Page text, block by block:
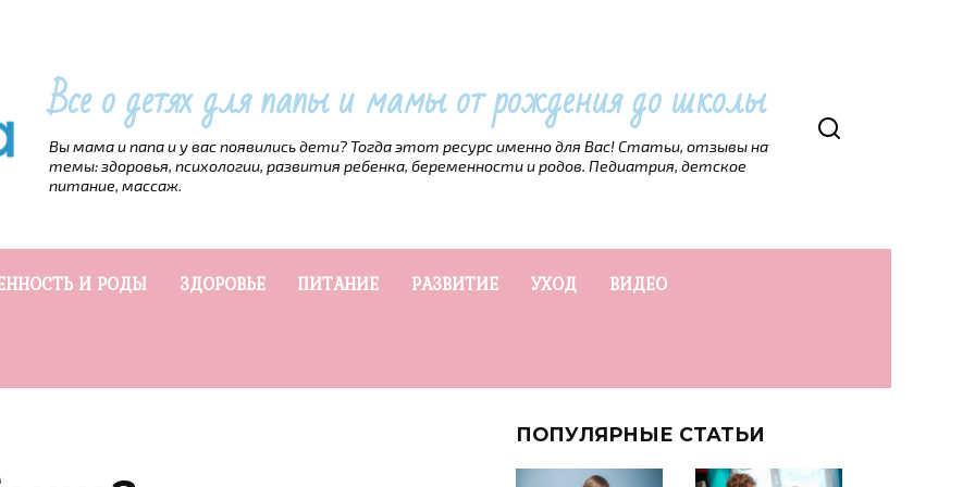
Все о детях для папы и мамы от рождения до школы
Вы мама и папа и у вас появились дети? Тогда этот ресурс именно для Вас! Статьи, отзывы на
темы: здоровья, психологии, развития ребенка, беременности и родов. Педиатрия, детское
питание, массаж.
И РОДЫ ЗДОРОВЬЕ ПИТАНИЕ РАЗВИТИЕ УХОД ВИДЕО
ПОПУЛЯРНЫЕ СТАТЬИ